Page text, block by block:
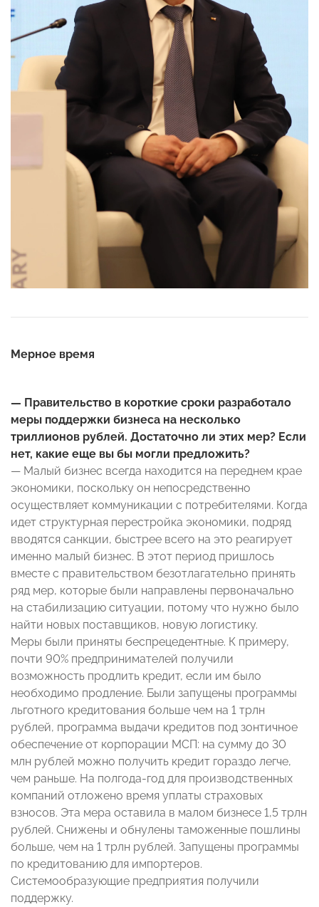
Мерное время
— Правительство в короткие сроки разработало
меры поддержки бизнеса на несколько
триллионов рублей. Достаточно ли этих мер? Если
нет, какие еще вы бы могли предложить?
— Малый бизнес всегда находится на переднем крае
экономики, поскольку он непосредственно
осуществляет коммуникации с потребителями. Когда
идет структурная перестройка экономики, подряд
вводятся санкции, быстрее всего на это реагирует
именно малый бизнес. В этот период пришлось
вместе с правительством безотлагательно принять
ряд мер, которые были направлены первоначально
на стабилизацию ситуации, потому что нужно было
найти новых поставщиков, новую логистику.
Меры были приняты беспрецедентные. К примеру,
почти 90% предпринимателей получили
возможность продлить кредит, если им было
необходимо продление. Были запущены программы
льготного кредитования больше чем на 1 трлн
рублей, программа выдачи кредитов под зонтичное
обеспечение от корпорации МСП: на сумму до 30
млн рублей можно получить кредит гораздо легче,
чем раньше. На полгода-год для производственных
компаний отложено время уплаты страховых
взносов. Эта мера оставила в малом бизнесе 1,5 трлн
рублей. Снижены и обнулены таможенные пошлины
больше, чем на 1 трлн рублей. Запущены программы
по кредитованию для импортеров.
Системообразующие предприятия получили
поддержку.